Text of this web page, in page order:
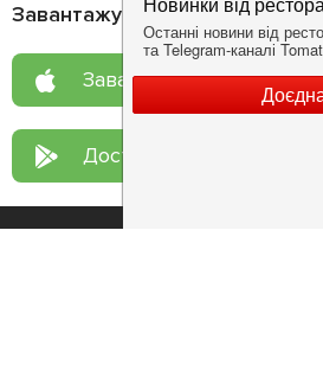
Завантажуйте додаток!
Завантажте у App Store
Доступно у